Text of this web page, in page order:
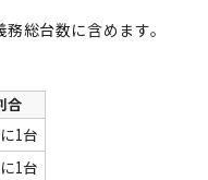
総台数に含めます。
合
1台
1台